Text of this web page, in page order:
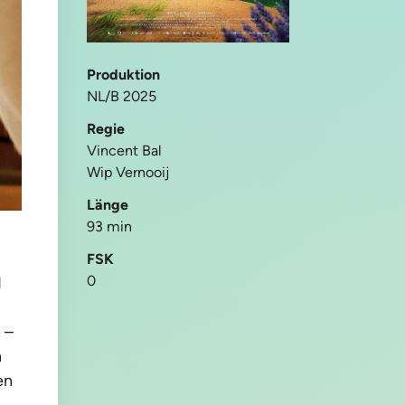
–
Produktion
NL/B 2025
Regie
Vincent Bal
Wip Vernooij
Länge
93 min
FSK
0